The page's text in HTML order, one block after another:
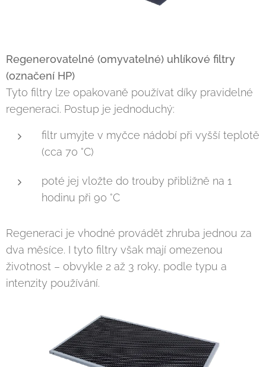
Regenerovatelné (omyvatelné) uhlíkové filtry
(označení HP)
Tyto filtry lze opakovaně používat díky pravidelné
regeneraci. Postup je jednoduchý:
filtr umyjte v myčce nádobí při vyšší teplotě
(cca 70 °C)
poté jej vložte do trouby přibližně na 1
hodinu při 90 °C
Regeneraci je vhodné provádět zhruba jednou za
dva měsíce. I tyto filtry však mají omezenou
životnost – obvykle 2 až 3 roky, podle typu a
intenzity používání.